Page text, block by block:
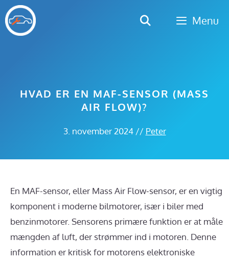
Hop
til
indhold
Menu
HVAD ER EN MAF-SENSOR (MASS
AIR FLOW)?
3. november 2024// Peter
En MAF-sensor, eller Mass Air Flow-sensor, er en vigtig
komponent i moderne bilmotorer, især i biler med
benzinmotorer. Sensorens primære funktion er at måle
mængden af luft, der strømmer ind i motoren. Denne
information er kritisk for motorens elektroniske